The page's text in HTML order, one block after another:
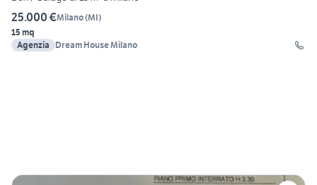
25.000 €Milano(MI)
15 mq
Agenzia
Dream House Milano